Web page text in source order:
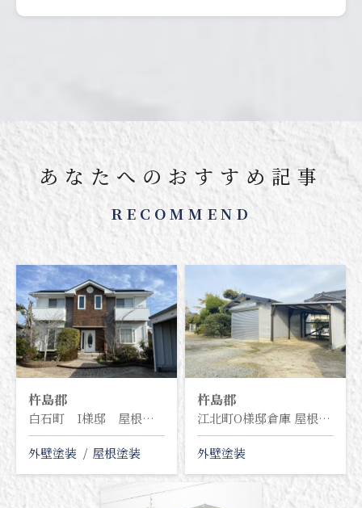
あなたへのおすすめ記事
RECOMMEND
杵島郡
白石町 I様邸 屋根塗装・外壁塗装塗り替え工事
外壁塗装 屋根塗装
杵島郡
江北町O様邸倉庫 屋根・外壁塗装塗り替え工事
外壁塗装